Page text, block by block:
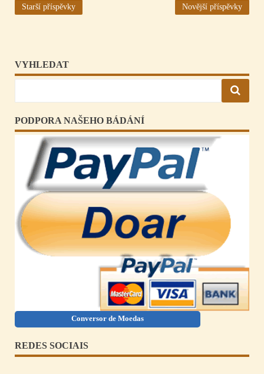
Navigace
Starší příspěvky Novější příspěvky
VYHLEDAT
PODPORA NAŠEHO BÁDÁNÍ
Conversor de Moedas
REDES SOCIAIS